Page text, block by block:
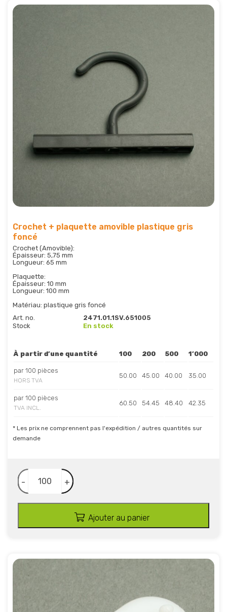
Crochet + plaquette amovible plastique gris
foncé
Crochet (Amovible):
Épaisseur: 5,75 mm
Longueur: 65 mm
Plaquette:
Épaisseur: 10 mm
Longueur: 100 mm
Matériau: plastique gris foncé
Art. no.
2471.01.1SV.651005
Stock
En stock
À partir d’une quantité 100 200 500 1’000
par 100 pièces
HORS TVA
50.00 45.00 40.00 35.00
par 100 pièces
TVA INCL.
60.50 54.45 48.40 42.35
* Les prix ne comprennent pas l'expédition / autres quantités sur
demande
- +
Ajouter au panier